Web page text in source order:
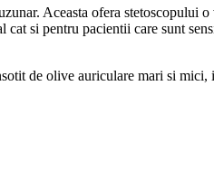
Aceasta ofera
si pentru pacientii care sunt
de olive auriculare mari si